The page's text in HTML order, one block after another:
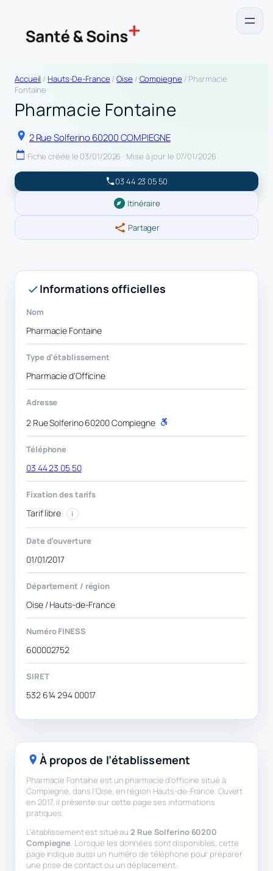
Accueil /Hauts-De-France /Oise / Compiegne / Pharmacie
Fontaine
Pharmacie Fontaine
2 Rue Solferino 60200 COMPIEGNE
Fiche créée le 03/01/2026 · Mise à jour le 07/01/2026
03 44 23 05 50
Itinéraire
Partager
Informations officielles
Nom
Pharmacie Fontaine
Type d’établissement
Pharmacie d'Officine
Adresse
2 Rue Solferino 60200 Compiegne
P
M
Téléphone
03 44 23 05 50
Fixation des tarifs
Tarif libre i
Date d’ouverture
01/01/2017
Département / région
Oise / Hauts-de-France
Numéro FINESS
600002752
SIRET
532 614 294 00017
À propos de l’établissement
Pharmacie Fontaine est un pharmacie d'officine situé à
Compiegne, dans l’Oise, en région Hauts-de-France. Ouvert
en 2017, il présente sur cette page ses informations
pratiques.
L’établissement est situé au 2 Rue Solferino 60200
Compiegne . Lorsque les données sont disponibles, cette
page indique aussi un numéro de téléphone pour préparer
une prise de contact ou un déplacement.